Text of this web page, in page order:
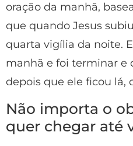
oração da manhã,
que quando Jesus
quarta vigília da noite.
manhã e foi terminar e
depois que ele ficou lá,
Não importa o
quer chegar até